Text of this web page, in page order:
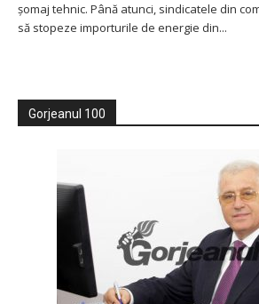
șomaj tehnic. Până atunci, sindicatele din
să stopeze importurile de energie din...
Gorjeanul 100